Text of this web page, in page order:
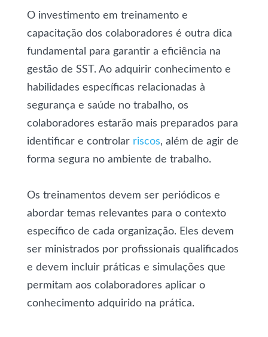
O investimento em treinamento e
capacitação dos colaboradores é outra dica
fundamental para garantir a eficiência na
gestão de SST. Ao adquirir conhecimento e
habilidades específicas relacionadas à
segurança e saúde no trabalho, os
colaboradores estarão mais preparados para
identificar e controlar riscos, além de agir de
forma segura no ambiente de trabalho.
Os treinamentos devem ser periódicos e
abordar temas relevantes para o contexto
específico de cada organização. Eles devem
ser ministrados por profissionais qualificados
e devem incluir práticas e simulações que
permitam aos colaboradores aplicar o
conhecimento adquirido na prática.